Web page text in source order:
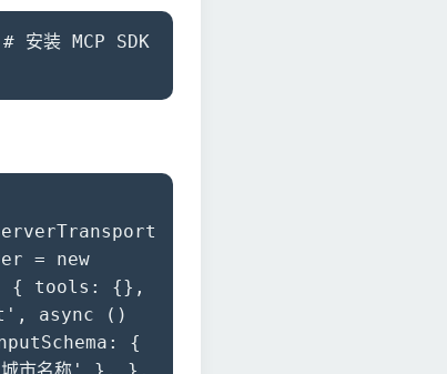
装 MCP SDK
= new
{ tools: {},
async ()
{